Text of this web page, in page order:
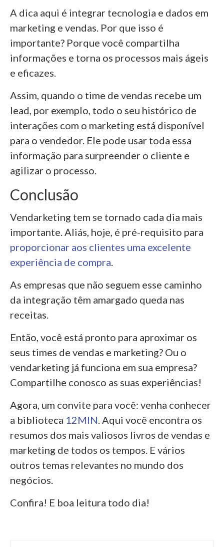
A dica aqui é integrar tecnologia e dados em
marketing e vendas. Por que isso é
importante? Porque você compartilha
informações e torna os processos mais ágeis
e eficazes.
Assim, quando o time de vendas recebe um
lead, por exemplo, todo o seu histórico de
interações com o marketing está disponível
para o vendedor. Ele pode usar toda essa
informação para surpreender o cliente e
agilizar o processo.
Conclusão
Vendarketing tem se tornado cada dia mais
importante. Aliás, hoje, é pré-requisito para
proporcionar aos clientes uma excelente
experiência de compra
As empresas que não seguem esse caminho
da integração têm amargado queda nas
receitas.
Então, você está pronto para aproximar os
seus times de vendas e marketing? Ou o
vendarketing já funciona em sua empresa?
Compartilhe conosco as suas experiências!
Agora, um convite para você: venha conhecer
a biblioteca 12MIN . Aqui você encontra os
resumos dos mais valiosos livros de vendas e
marketing de todos os tempos. E vários
outros temas relevantes no mundo dos
negócios.
Confira! E boa leitura todo dia!